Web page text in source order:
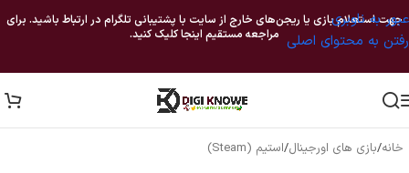
عبور به ناوبری
رفتن به محتوای اصلی
جهت استعلام بازی یا ریجن‌های خارج از سایت با پشتیبانی تلگرام در ارتباط باشید. برای
مراجعه مستقیم اینجا کلیک کنید.
خانه/بازی های اورجینال/استیم (Steam)